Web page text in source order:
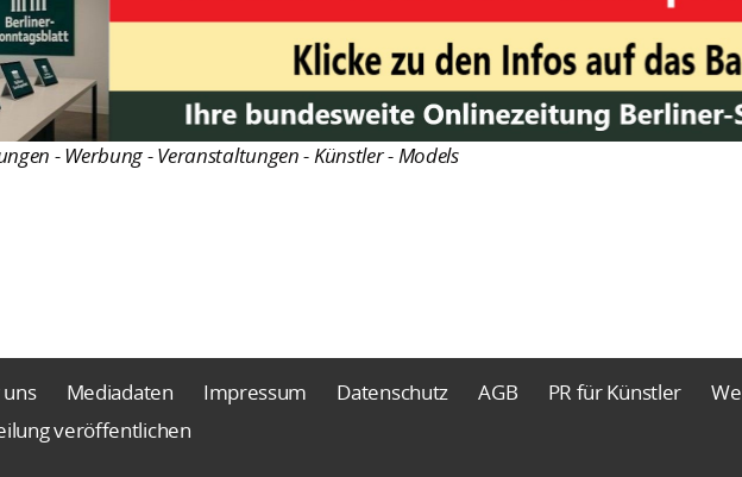
- Werbung - Veranstaltungen - Künstler - Models
Mediadaten Impressum Datenschutz AGB PR für Künstler
veröffentlichen